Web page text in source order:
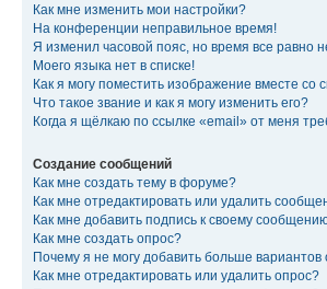
Как мне изменить мои настройки?
На конференции неправильное время!
Я изменил часовой пояс, но время все равно
Моего языка нет в списке!
Как я могу поместить изображение вместе со
Что такое звание и как я могу изменить его?
Когда я щёлкаю по ссылке «email» от меня
Создание сообщений
Как мне создать тему в форуме?
Как мне отредактировать или удалить
Как мне добавить подпись к своему
Как мне создать опрос?
Почему я не могу добавить больше вариантов
Как мне отредактировать или удалить опрос?